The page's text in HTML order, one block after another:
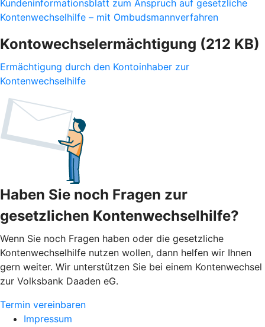
Kundeninformationsblatt zum Anspruch auf gesetzliche
Kontenwechselhilfe – mit Ombudsmannverfahren
Kontowechselermächtigung (212 KB)
Ermächtigung durch den Kontoinhaber zur
Kontenwechselhilfe
Haben Sie noch Fragen zur
gesetzlichen Kontenwechselhilfe?
Wenn Sie noch Fragen haben oder die gesetzliche
Kontenwechselhilfe nutzen wollen, dann helfen wir Ihnen
gern weiter. Wir unterstützen Sie bei einem Kontenwechsel
zur Volksbank Daaden eG.
Termin vereinbaren
Impressum